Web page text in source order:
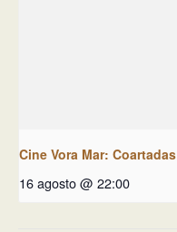
Cine Vora Mar: Coartadas
16 agosto @ 22:00